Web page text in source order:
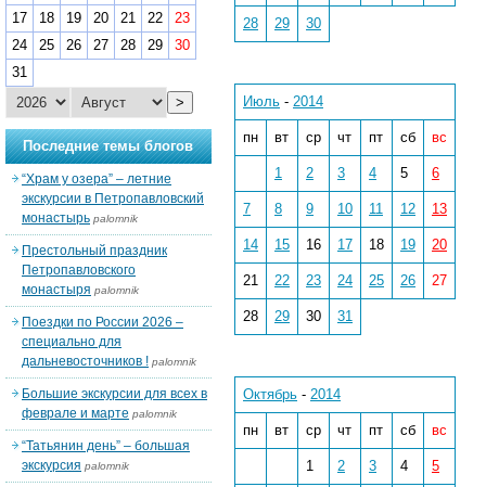
28 29 30
Июль - 2014
пн вт ср чт пт сб вс
1 2 3 4 5 6
7 8 9 10 11 12 13
14 15 16 17 18 19 20
21 22 23 24 25 26 27
28 29 30 31
Октябрь - 2014
пн вт ср чт пт сб вс
1 2 3 4 5
17
18 19 20 21 22
23
24
25 26 27 28 29
30
31
>
Последние темы блогов
“Храм у озера” – летние
экскурсии в Петропавловский
монастырь palomnik
Престольный праздник
Петропавловского
монастыря palomnik
Поездки по России 2026 –
специально для
дальневосточников ! palomnik
Большие экскурсии для всех в
феврале и марте palomnik
“Татьянин день” – большая
экскурсия palomnik